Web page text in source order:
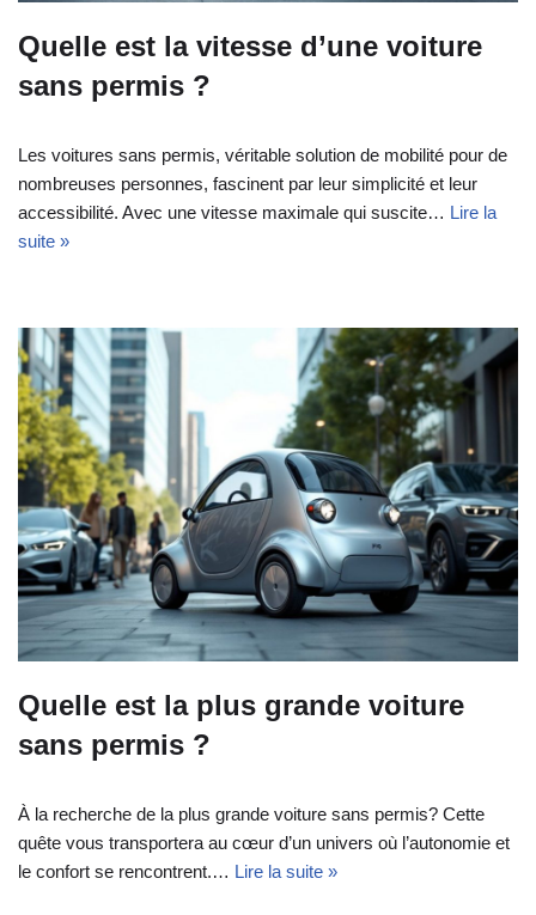
Quelle est la vitesse d’une voiture
sans permis ?
Les voitures sans permis, véritable solution de mobilité pour de
nombreuses personnes, fascinent par leur simplicité et leur
accessibilité. Avec une vitesse maximale qui suscite… Lire la
suite »
Quelle est la plus grande voiture
sans permis ?
À la recherche de la plus grande voiture sans permis? Cette
quête vous transportera au cœur d’un univers où l’autonomie et
le confort se rencontrent.… Lire la suite »